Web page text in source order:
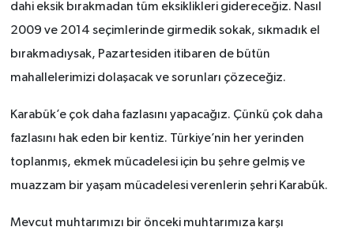
dahi eksik bırakmadan tüm eksiklikleri gidereceğiz. Nasıl
2009 ve 2014 seçimlerinde girmedik sokak, sıkmadık el
bırakmadıysak, Pazartesiden itibaren de bütün
mahallelerimizi dolaşacak ve sorunları çözeceğiz.
Karabük’e çok daha fazlasını yapacağız. Çünkü çok daha
fazlasını hak eden bir kentiz. Türkiye’nin her yerinden
toplanmış, ekmek mücadelesi için bu şehre gelmiş ve
muazzam bir yaşam mücadelesi verenlerin şehri Karabük.
Mevcut muhtarımızı bir önceki muhtarımıza karşı